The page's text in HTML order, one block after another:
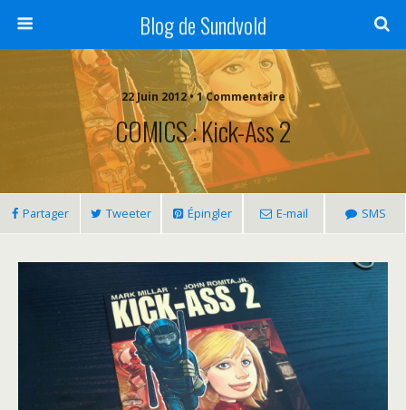
Blog de Sundvold
22 Juin 2012 • 1 Commentaire
COMICS : Kick-Ass 2
Partager Tweeter Épingler E-mail SMS